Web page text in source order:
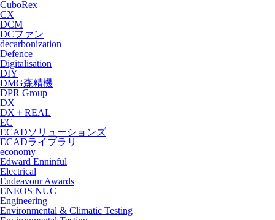
CuboRex
CX
DCM
DCファン
decarbonization
Defence
Digitalisation
DIY
DMG森精機
DPR Group
DX
DX＋REAL
EC
ECADソリューションズ
ECADライブラリ
economy
Edward Enninful
Electrical
Endeavour Awards
ENEOS NUC
Engineering
Environmental & Climatic Testing